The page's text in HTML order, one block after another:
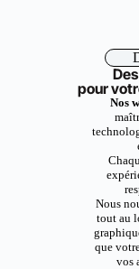
pour
Nos
Nous
tout au
que
vos